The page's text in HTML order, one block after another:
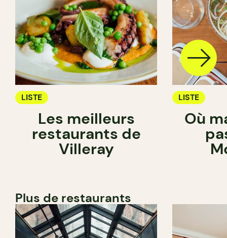
LISTE
Les meilleurs
restaurants de
Villeray
LISTE
Où
Plus de restaurants